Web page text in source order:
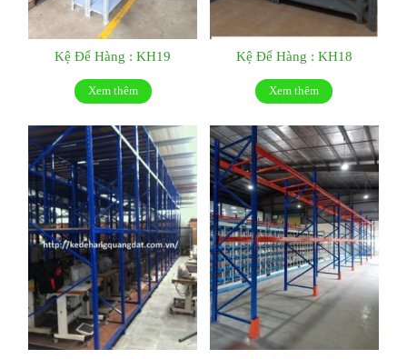
Kệ Để Hàng : KH19
Xem thêm
Kệ Để Hàng : KH18
Xem thêm